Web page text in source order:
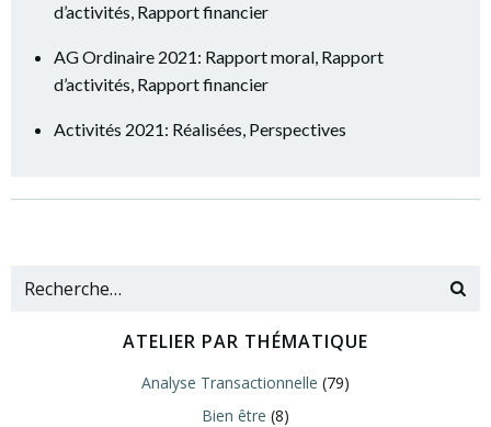
d’activités, Rapport financier
AG Ordinaire 2021: Rapport moral, Rapport
d’activités, Rapport financier
Activités 2021: Réalisées, Perspectives
ATELIER PAR THÉMATIQUE
Analyse Transactionnelle (79)
Bien être (8)